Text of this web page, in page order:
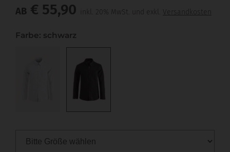
AB € 55,90 inkl. 20% MwSt. und exkl. Versandkosten
Farbe: schwarz